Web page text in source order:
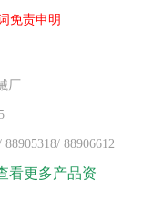
免责申明
厂
88906612
看更多产品资